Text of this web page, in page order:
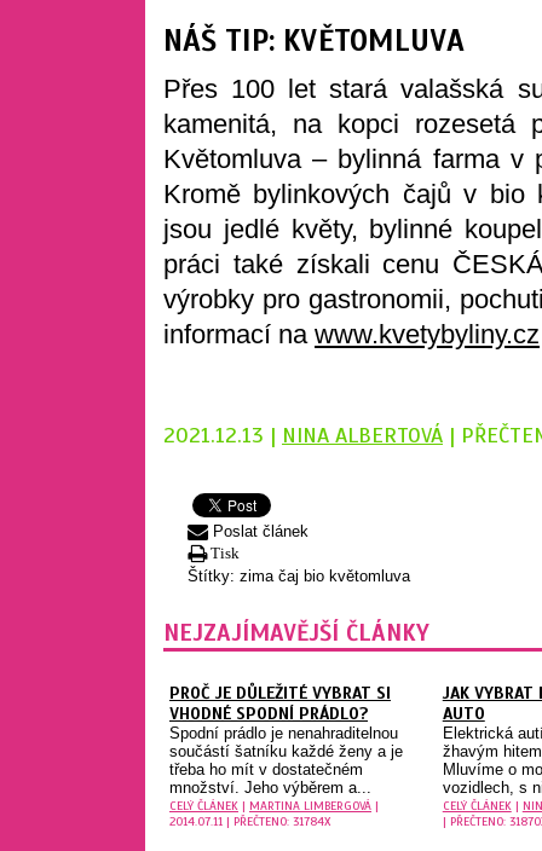
NÁŠ TIP: KVĚTOMLUVA
Přes 100 let stará valašská
kamenitá, na kopci
Květomluva – bylinná farma v
Kromě bylinkových čajů v bio
jsou jedlé květy, bylinné
práci také získali cenu
výrobky pro gastronomii,
informací na www.kvetybyliny.cz
2021.12.13 | NINA ALBERTOVÁ |
Poslat článek
Tisk
Štítky: zima čaj bio květomluva
NEJZAJÍMAVĚJŠÍ ČLÁNKY
PROČ JE DŮLEŽITÉ VYBRAT SI
VHODNÉ SPODNÍ PRÁDLO?
Spodní prádlo je nenahraditelnou
součástí šatníku každé ženy a je
třeba ho mít v dostatečném
množství. Jeho výběrem a...
CELÝ ČLÁNEK | MARTINA LIMBERGOVÁ |
2014.07.11 | PŘEČTENO: 31784X
JAK VYBRAT
AUTO
Elektrická
žhavým
Mluvíme o
vozidlech, s
CELÝ ČLÁNEK|
| PŘEČTENO: